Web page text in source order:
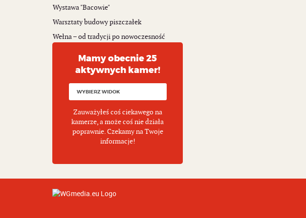
Wystawa "Bacowie"
Warsztaty budowy piszczałek
Wełna – od tradycji po nowoczesność
Mamy obecnie 25
aktywnych kamer!
Zauważyłeś coś ciekawego na
kamerze, a może coś nie działa
poprawnie. Czekamy na Twoje
informacje!